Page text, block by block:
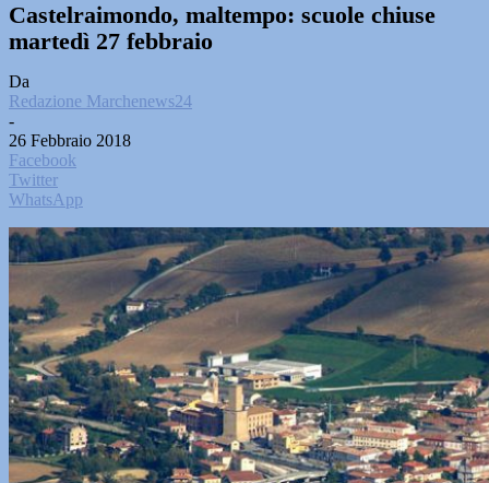
Castelraimondo, maltempo: scuole chiuse
martedì 27 febbraio
Da
Redazione Marchenews24
-
26 Febbraio 2018
Facebook
Twitter
WhatsApp